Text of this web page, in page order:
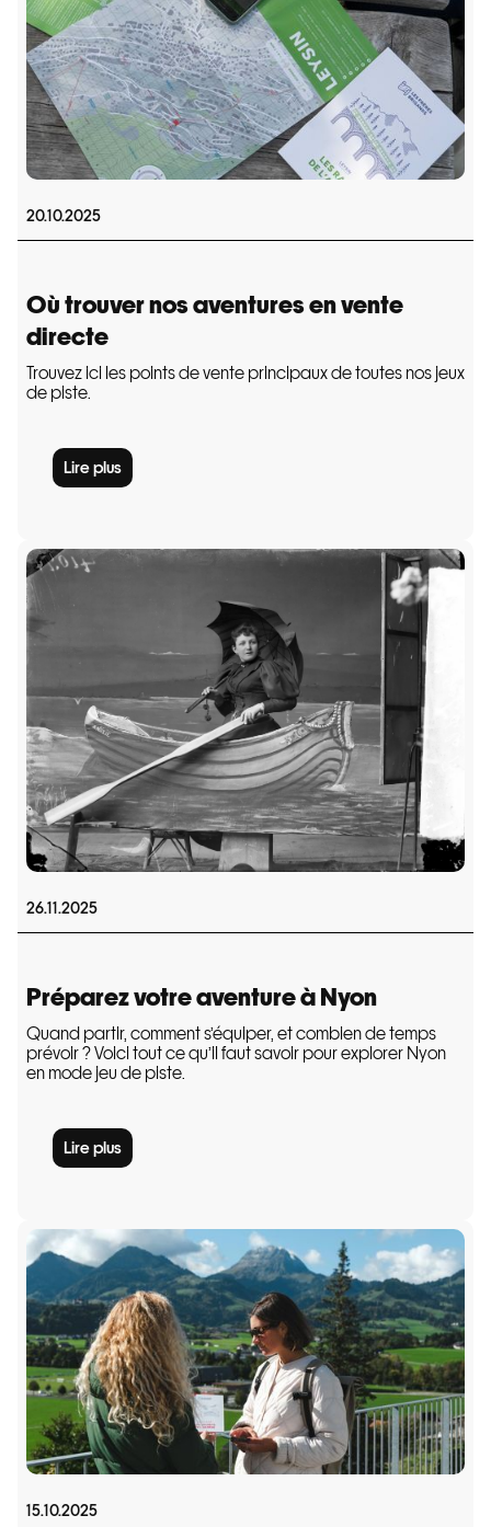
20.10.2025
Où trouver nos aventures en vente
directe
Trouvez ici les points de vente principaux de toutes nos jeux
de piste.
Lire plus
26.11.2025
Préparez votre aventure à Nyon
Quand partir, comment s’équiper, et combien de temps
prévoir ? Voici tout ce qu’il faut savoir pour explorer Nyon
en mode jeu de piste.
Lire plus
15.10.2025